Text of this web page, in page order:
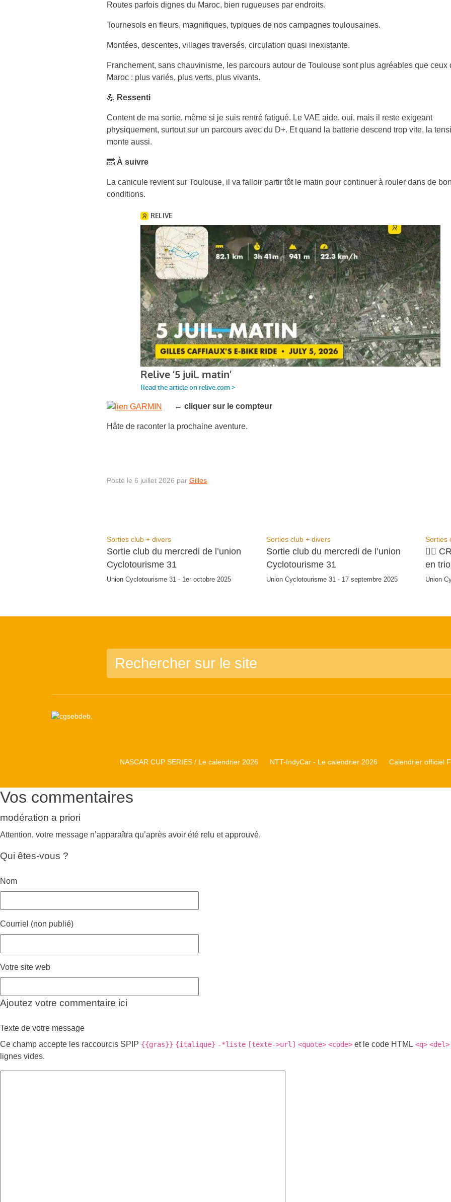
Routes parfois dignes du Maroc, bien rugueuses par endroits.
Tournesols en fleurs, magnifiques, typiques de nos campagnes toulousaines.
Montées, descentes, villages traversés, circulation quasi inexistante.
Franchement, sans chauvinisme, les parcours autour de Toulouse sont plus agréables que ceux
Maroc : plus variés, plus verts, plus vivants.
💪 Ressenti
Content de ma sortie, même si je suis rentré fatigué. Le VAE aide, oui, mais il reste exigeant
physiquement, surtout sur un parcours avec du D+. Et quand la batterie descend trop vite, la
monte aussi.
🔜 À suivre
La canicule revient sur Toulouse, il va falloir partir tôt le matin pour continuer à rouler dans de
conditions.
← cliquer sur le compteur
Hâte de raconter la prochaine aventure.
Posté le 6 juillet 2026 par Gilles
Sorties club + divers
Sortie club du mercredi de l’union
Cyclotourisme 31
Union Cyclotourisme 31 - 1er octobre 2025
Sorties club + divers
Sortie club du mercredi de l’union
Cyclotourisme 31
Union Cyclotourisme 31 - 17 septembre 2025
Sorties
🚴‍♂️
en
Union
NASCAR CUP SERIES / Le calendrier 2026 NTT-IndyCar - Le calendrier 2026 Calendrier officiel
Vos commentaires
modération a priori
Attention, votre message n’apparaîtra qu’après avoir été relu et approuvé.
Qui êtes-vous ?
Nom
Courriel (non publié)
Votre site web
Ajoutez votre commentaire ici
Texte de votre message
Ce champ accepte les raccourcis SPIP {{gras}} {italique} -*liste [texte->url] <quote> <code> et le code HTML <q> <del>
lignes vides.